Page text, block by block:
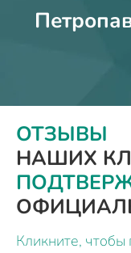
ОТЗЫВЫ
НАШИХ
Кликните, чтобы